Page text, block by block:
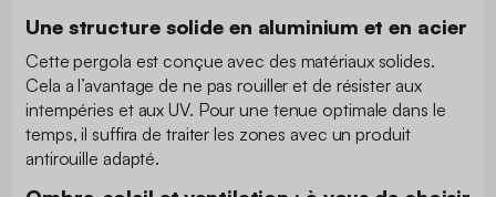
Une structure solide en aluminium et en acier
Cette pergola est conçue avec des matériaux solides.
Cela a l’avantage de ne pas rouiller et de résister aux
intempéries et aux UV. Pour une tenue optimale dans le
temps, il suffira de traiter les zones avec un produit
antirouille adapté.